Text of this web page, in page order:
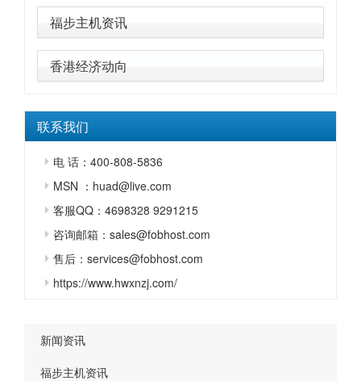
福步主机资讯
香港经济动向
联系我们
电 话：400-808-5836
MSN ：huad@live.com
客服QQ：4698328 9291215
咨询邮箱：sales@fobhost.com
售后：services@fobhost.com
https://www.hwxnzj.com/
新闻资讯
福步主机资讯